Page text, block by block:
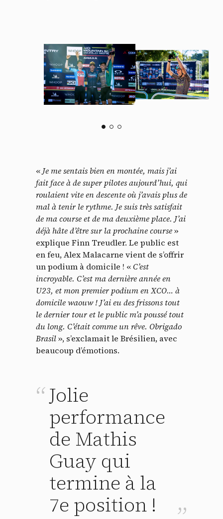
« Je me sentais bien en montée, mais j’ai
fait face à de super pilotes aujourd’hui, qui
roulaient vite en descente où j’avais plus de
mal à tenir le rythme. Je suis très satisfait
de ma course et de ma deuxième place. J’ai
déjà hâte d’être sur la prochaine course»
explique Finn Treudler. Le public est
en feu, Alex Malacarne vient de s’offrir
un podium à domicile ! «C’est
incroyable. C’est ma dernière année en
U23, et mon premier podium en XCO… à
domicile waouw ! J’ai eu des frissons tout
le dernier tour et le public m’a poussé tout
du long. C’était comme un rêve. Obrigado
Brasil», s’exclamait le Brésilien, avec
beaucoup d’émotions.
Jolie
performance
de Mathis
Guay qui
termine à la
7e position !